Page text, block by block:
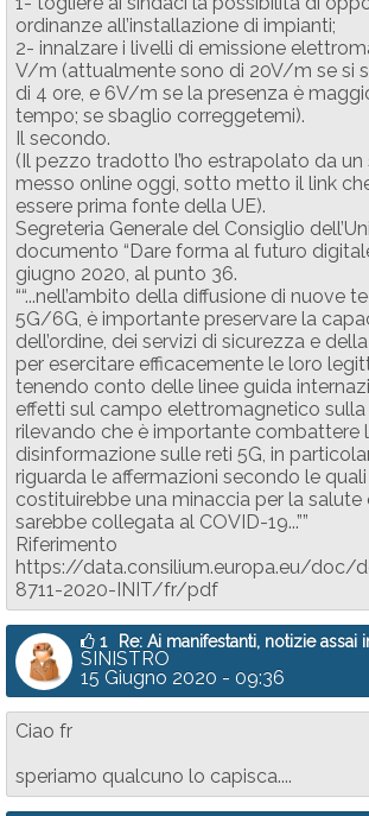
ordinanze all’installazione di impianti;
2- innalzare i livelli di emissione
V/m (attualmente sono di 20V/m se si
di 4 ore, e 6V/m se la presenza è
tempo; se sbaglio correggetemi).
Il secondo.
(Il pezzo tradotto l’ho estrapolato da un
messo online oggi, sotto metto il link
essere prima fonte della UE).
Segreteria Generale del Consiglio
documento “Dare forma al futuro digitale
giugno 2020, al punto 36.
““...nell’ambito della diffusione di nuove
5G/6G, è importante preservare la
dell’ordine, dei servizi di sicurezza e
per esercitare efficacemente le loro
tenendo conto delle linee guida
effetti sul campo elettromagnetico sulla
rilevando che è importante combattere
disinformazione sulle reti 5G, in
riguarda le affermazioni secondo le
costituirebbe una minaccia per la
sarebbe collegata al COVID-19...””
Riferimento
https://data.consilium.europa.eu/doc/
8711-2020-INIT/fr/pdf
1 Re: Ai manifestanti, notizie assai
SINISTRO
15 Giugno 2020 - 09:36
Ciao fr
speriamo qualcuno lo capisca....